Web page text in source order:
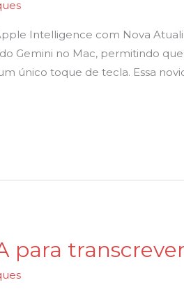
Intelligence com Nova
Gemini no Mac, permitindo
único toque de tecla. Essa
para